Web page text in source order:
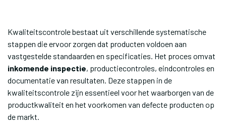
Kwaliteitscontrole bestaat uit verschillende systematische
stappen die ervoor zorgen dat producten voldoen aan
vastgestelde standaarden en specificaties. Het proces omvat
inkomende inspectie, productiecontroles, eindcontroles en
documentatie van resultaten. Deze stappen in de
kwaliteitscontrole zijn essentieel voor het waarborgen van de
productkwaliteit en het voorkomen van defecte producten op
de markt.